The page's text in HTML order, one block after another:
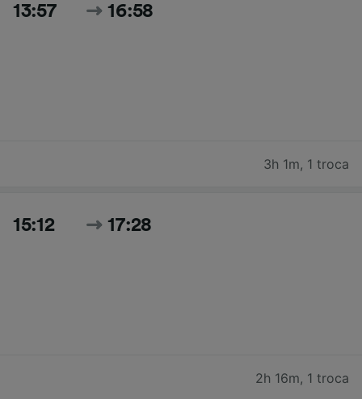
13:57 16:58
3h 1m, 1 troca
15:12 17:28
2h 16m, 1 troca